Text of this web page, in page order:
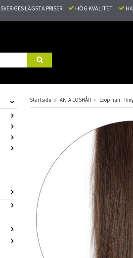
SVERIGES LÄGSTA PRISER HÖG KVALITET
Startsida ÄKTA LÖSHÅR Loop hair -